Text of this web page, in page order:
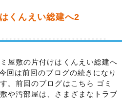
くんえい総建へ2
屋敷の片付けはくんえい総建へ
回は前回のブログの続きになり
。前回のブログはこちら ゴミ
や汚部屋は、さまざまなトラブ